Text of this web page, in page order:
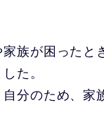
族が困ったと
た。
分のため、家